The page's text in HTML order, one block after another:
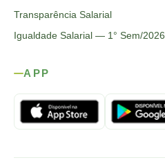
Transparência Salarial
Igualdade Salarial — 1° Sem/2026
APP